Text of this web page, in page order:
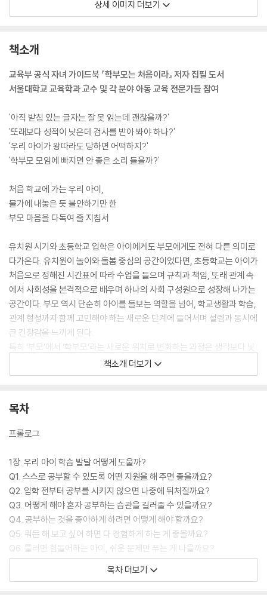
상세 이미지 더보기
책소개
교육부 공식 자녀 가이드북 『학부모는 처음이라』 저자 집필 도서
서울대학교 교육학과 교수 및 각 분야 아동 교육 전문가들 참여
'아직 받침 있는 글자는 잘 못 읽는데 괜찮을까?'
'또래보다 성적이 낮은데 검사를 받아 봐야 하나?'
'우리 아이가 왕따라도 당하면 어떡하지?'
'학부모 모임에 빠지면 안 좋은 소리 들을까?'
처음 학교에 가는 우리 아이,
물가에 내놓은 듯 불안하기만 한
부모 마음을 다독여 줄 지침서
유치원 시기와 초등학교 입학은 아이에게도 부모에게도 전혀 다른 의미로
다가온다. 유치원이 놀이와 돌봄 중심의 공간이었다면, 초등학교는 아이가
처음으로 정해진 시간표에 따라 수업을 들으며 규칙과 책임, 또래 관계 속
에서 사회성을 본격적으로 배우며 하나의 사회 구성원으로 성장해 나가는
공간이다. 부모 역시 단순히 아이를 돌보는 역할을 넘어, 학교생활과 학습,
관계 형성까지 함께 고민해야 하는 새로운 단계에 들어서며 설렘과 동시에
큰 긴장감을 느끼게 된다.
특히 ‘부모’에서 ‘학부모’라는 새로운 위치로 변화하는 과정은 생각보다 낯
설고 어렵다. 아이가 초등학교에 들어가면 생활 습관과 학습 태도, 친구 관
계, 학교 적응력 등 아이에게 요구되는 부분이 훨씬 많아진다. 하지만 처음
밖에 없다. 여기에 주변의 조언과 넘쳐나는 교육 정보까지 더해지면서, 어
는 경우도 많다.
된 이 책의 저자들은 교육부 공식 자녀 교육 가이드북 『학부모는 처음이
라』를 집필한 경력을 가진 전문가들로, 서울대학교 교육학과 교수와 다양
한 분야의 아동·교육 전문가들이 함께 참여하였다. 오랜 교육 현장 경험과
전문적인 연구를 바탕으로, 초보 학부모들이 실제로 가장 궁금해하고 어려
워하는 내용을 체계적으로 정리했다는 점에서 신뢰를 더한다.
책의 전체 내용은 총 7장으로 구성되어 있으며, 각 장별로 초등 입학 전후
부모들이 가장 궁금해하는 학습 습관, 감정 조절, 또래 관계, 수업 적응, 생
활 습관, 스마트폰 사용, 발달 문제, 사교육 고민까지 아이를 통해 겪을 수
있는 학부모의 42가지 고민을 담아냈다. 불안한 부모의 마음을 현실적으
책소개 더보기
목차
프롤로그
1장. 우리 아이 학습 발달 어떻게 도울까?
Q1. 스스로 공부할 수 있도록 어떤 지원을 해 주면 좋을까요?
Q2. 입학 전부터 공부를 시키지 않으면 나중에 뒤처질까요?
Q3. 어떻게 해야 혼자 공부하는 습관을 길러줄 수 있을까요?
Q4. 공부하는 것을 좋아하게 하려면 어떻게 해야 할까요?
Q5. 뭐든 해 보고 싶어 하면 다 경험하게 하는 게 좋을까요?
Q6. 틀리면 힘들어하는 아이, 쉬운 문제만 푸는 게 나을까요?
2장. 아이의 마음 제대로 이해하는 법
목차 더보기